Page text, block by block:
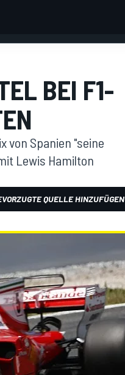
BEI F1-
von Spanien "seine
Lewis Hamilton
QUELLE HINZUFÜGEN